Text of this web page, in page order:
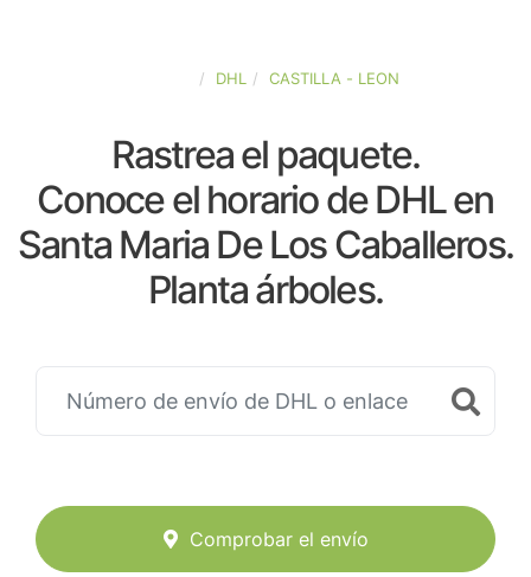
DHL CASTILLA - LEON
Rastrea el paquete.
Conoce el horario de DHL en
Santa Maria De Los Caballeros.
Planta árboles.
Comprobar el envío